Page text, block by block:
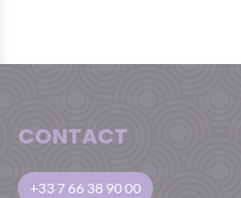
CONTACT
+33 7 66 38 90 00